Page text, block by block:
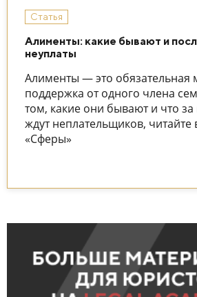
Статья
Алименты: какие бывают и
неуплаты
Алименты — это обязательная
поддержка от одного члена
том, какие они бывают и что за
ждут неплательщиков, читайте
«Сферы»